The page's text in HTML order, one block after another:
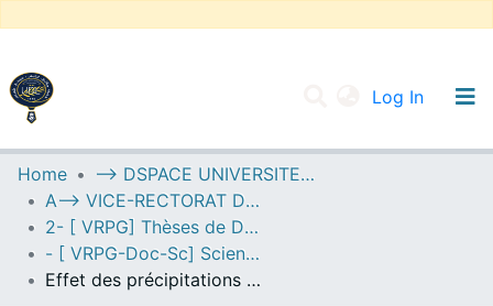
Log In
UNIVERSITY OF D.L SIDI BEL ABBES
Communities & Collections
All of DSpace
Statistics
Home
--> DSPACE UNIVERSITE DJILALLI LIABES DE SIDI BEL ABBES
A--> VICE-RECTORAT DE LA POST-GRADUATION
2- [ VRPG] Thèses de Doctorat en Sciences
- [ VRPG-Doc-Sc] Sciences de l'environnement --- علوم المحيط
Effet des précipitations sur la distribution du Zn et du Pb issus de retombées atmosphériques dans le sol : Cas de la fonderie de Tiaret (ALFET).